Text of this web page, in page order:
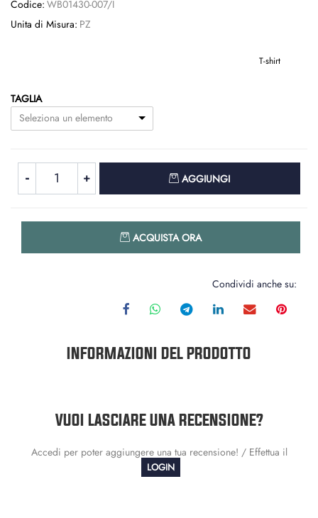
Codice: WB01430-007/I
Unita di Misura: PZ
T-shirt
TAGLIA
Seleziona un elemento
AGGIUNGI
ACQUISTA ORA
Condividi anche su:
INFORMAZIONI DEL PRODOTTO
VUOI LASCIARE UNA RECENSIONE?
Accedi per poter aggiungere una tua recensione! / Effettua il
LOGIN